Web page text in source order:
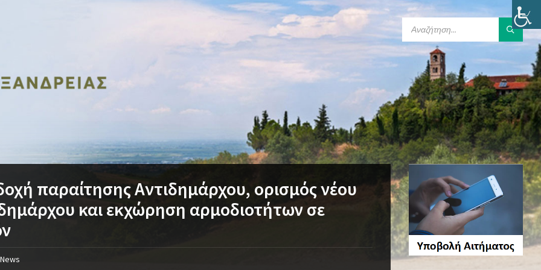
παραίτησης Aντιδημάρχου, ορισμός νέου
και εκχώρηση αρμοδιοτήτων σε
News